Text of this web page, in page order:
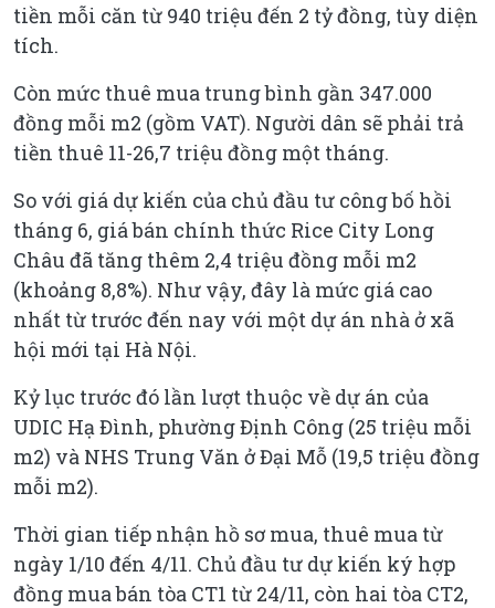
tiền mỗi căn từ 940 triệu đến 2 tỷ đồng, tùy diện
tích.
Còn mức thuê mua trung bình gần 347.000
đồng mỗi m2 (gồm VAT). Người dân sẽ phải trả
tiền thuê 11-26,7 triệu đồng một tháng.
So với giá dự kiến của chủ đầu tư công bố hồi
tháng 6, giá bán chính thức Rice City Long
Châu đã tăng thêm 2,4 triệu đồng mỗi m2
(khoảng 8,8%). Như vậy, đây là mức giá cao
nhất từ trước đến nay với một dự án nhà ở xã
hội mới tại Hà Nội.
Kỷ lục trước đó lần lượt thuộc về dự án của
UDIC Hạ Đình, phường Định Công (25 triệu mỗi
m2) và NHS Trung Văn ở Đại Mỗ (19,5 triệu đồng
mỗi m2).
Thời gian tiếp nhận hồ sơ mua, thuê mua từ
ngày 1/10 đến 4/11. Chủ đầu tư dự kiến ký hợp
đồng mua bán tòa CT1 từ 24/11, còn hai tòa CT2,